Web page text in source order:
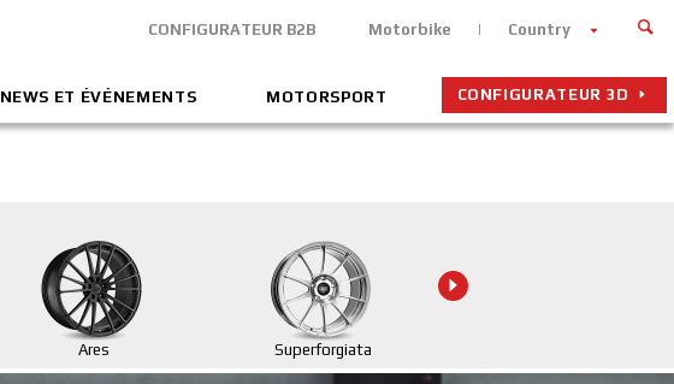
CONFIGURATEUR B2B Motorbike Country
NEWS ET ÉVÉNEMENTS MOTORSPORT CONFIGURATEUR 3D
Ares Superforgiata